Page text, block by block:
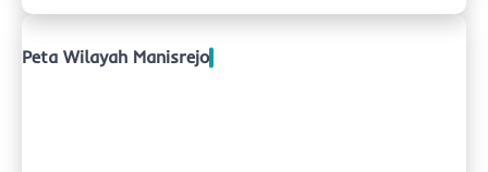
Peta Wilayah Manisrejo